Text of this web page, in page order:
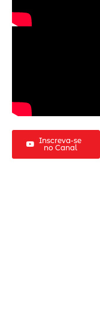
Inscreva-se
no Canal